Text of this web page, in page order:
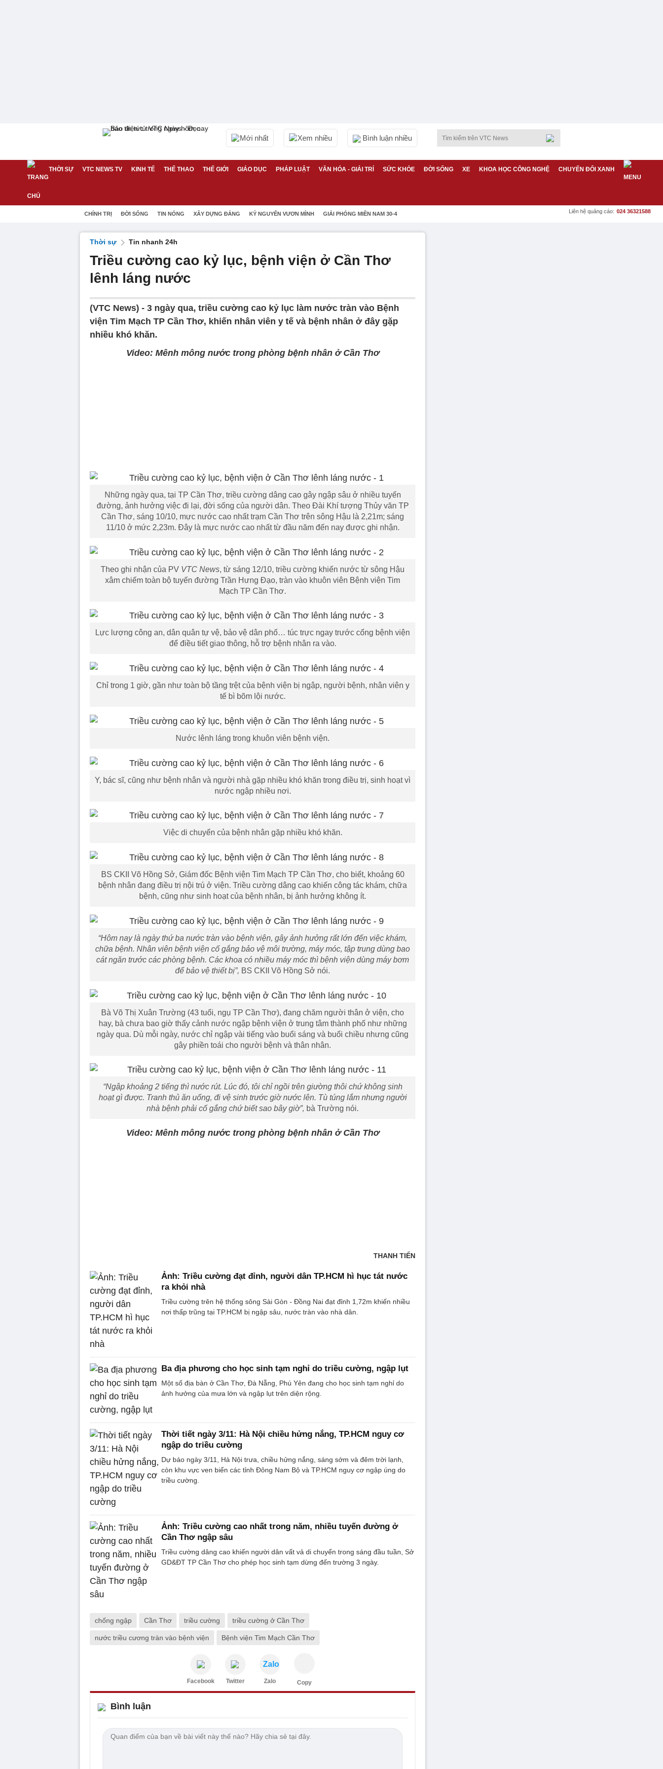
Mới nhất Xem nhiều Bình luận nhiều
THỜI SỰ VTC NEWS TV KINH TẾ THỂ THAO THẾ GIỚI GIÁO DỤC PHÁP LUẬT VĂN HÓA - GIẢI TRÍ SỨC KHỎE ĐỜI SỐNG XE KHOA HỌC CÔNG NGHỆ CHUYỂN ĐỔI XANH
CHÍNH TRỊ ĐỜI SỐNG TIN NÓNG XÂY DỰNG ĐẢNG KỶ NGUYÊN VƯƠN MÌNH GIẢI PHÓNG MIỀN NAM 30-4 Liên hệ quảng cáo: 024 36321588
Thời sự Tin nhanh 24h
Triều cường cao kỷ lục, bệnh viện ở Cần Thơ
lênh láng nước
(VTC News) - 3 ngày qua, triều cường cao kỷ lục làm nước tràn vào Bệnh
viện Tim Mạch TP Cần Thơ, khiến nhân viên y tế và bệnh nhân ở đây gặp
nhiều khó khăn.
Video: Mênh mông nước trong phòng bệnh nhân ở Cần Thơ
Những ngày qua, tại TP Cần Thơ, triều cường dâng cao gây ngập sâu ở nhiều tuyến
đường, ảnh hưởng việc đi lại, đời sống của người dân. Theo Đài Khí tượng Thủy văn TP
Cần Thơ, sáng 10/10, mực nước cao nhất trạm Cần Thơ trên sông Hậu là 2,21m; sáng
11/10 ở mức 2,23m. Đây là mực nước cao nhất từ đầu năm đến nay được ghi nhận.
Theo ghi nhận của PV VTC News, từ sáng 12/10, triều cường khiến nước từ sông Hậu
xâm chiếm toàn bộ tuyến đường Trần Hưng Đạo, tràn vào khuôn viên Bệnh viện Tim
Mạch TP Cần Thơ.
Lực lượng công an, dân quân tự vệ, bảo vệ dân phố… túc trực ngay trước cổng bệnh viện
để điều tiết giao thông, hỗ trợ bệnh nhân ra vào.
Chỉ trong 1 giờ, gần như toàn bộ tầng trệt của bệnh viện bị ngập, người bệnh, nhân viên y
tế bì bõm lội nước.
Nước lênh láng trong khuôn viên bệnh viện.
Y, bác sĩ, cũng như bệnh nhân và người nhà gặp nhiều khó khăn trong điều trị, sinh hoạt vì
nước ngập nhiều nơi.
Việc di chuyển của bệnh nhân gặp nhiều khó khăn.
BS CKII Võ Hồng Sở, Giám đốc Bệnh viện Tim Mạch TP Cần Thơ, cho biết, khoảng 60
bệnh nhân đang điều trị nội trú ở viện. Triều cường dâng cao khiến công tác khám, chữa
bệnh, cũng như sinh hoạt của bệnh nhân, bị ảnh hưởng không ít.
“Hôm nay là ngày thứ ba nước tràn vào bệnh viện, gây ảnh hưởng rất lớn đến việc khám,
chữa bệnh. Nhân viên bệnh viện cố gắng bảo vệ môi trường, máy móc, tập trung dùng bao
cát ngăn trước các phòng bệnh. Các khoa có nhiều máy móc thì bệnh viện dùng máy bơm
để bảo vệ thiết bị”, BS CKII Võ Hồng Sở nói.
Bà Võ Thị Xuân Trường (43 tuổi, ngụ TP Cần Thơ), đang chăm người thân ở viện, cho
hay, bà chưa bao giờ thấy cảnh nước ngập bệnh viện ở trung tâm thành phố như những
ngày qua. Dù mỗi ngày, nước chỉ ngập vài tiếng vào buổi sáng và buổi chiều nhưng cũng
gây phiền toái cho người bệnh và thân nhân.
“Ngập khoảng 2 tiếng thì nước rút. Lúc đó, tôi chỉ ngồi trên giường thôi chứ không sinh
hoạt gì được. Tranh thủ ăn uống, đi vệ sinh trước giờ nước lên. Tù túng lắm nhưng người
nhà bệnh phải cố gắng chứ biết sao bây giờ”, bà Trường nói.
Video: Mênh mông nước trong phòng bệnh nhân ở Cần Thơ
THANH TIẾN
Ảnh: Triều cường đạt đỉnh, người dân TP.HCM hì hục tát nước
ra khỏi nhà
Triều cường trên hệ thống sông Sài Gòn - Đồng Nai đạt đỉnh 1,72m khiến nhiều
nơi thấp trũng tại TP.HCM bị ngập sâu, nước tràn vào nhà dân.
Ba địa phương cho học sinh tạm nghỉ do triều cường, ngập lụt
Một số địa bàn ở Cần Thơ, Đà Nẵng, Phú Yên đang cho học sinh tạm nghỉ do
ảnh hưởng của mưa lớn và ngập lụt trên diện rộng.
Thời tiết ngày 3/11: Hà Nội chiều hửng nắng, TP.HCM nguy cơ
ngập do triều cường
Dự báo ngày 3/11, Hà Nội trưa, chiều hửng nắng, sáng sớm và đêm trời lạnh,
còn khu vực ven biển các tỉnh Đông Nam Bộ và TP.HCM nguy cơ ngập úng do
triều cường.
Ảnh: Triều cường cao nhất trong năm, nhiều tuyến đường ở
Cần Thơ ngập sâu
Triều cường dâng cao khiến người dân vất vả di chuyển trong sáng đầu tuần, Sở
GD&ĐT TP Cần Thơ cho phép học sinh tạm dừng đến trường 3 ngày.
chống ngập Cần Thơ triều cường triều cường ở Cần Thơ
nước triều cương tràn vào bệnh viện Bệnh viện Tim Mạch Cần Thơ
Facebook Twitter
Zalo
Zalo Copy
Bình luận